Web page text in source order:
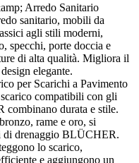
Arredo Sanitario
sanitario, mobili da
agli stili moderni,
specchi, porte doccia e
di alta qualità. Migliora il
elegante.
per Scarichi a Pavimento
compatibili con gli
durata e stile.
rame e oro, si
di drenaggio BLÜCHER.
lo scarico,
e aggiungono un